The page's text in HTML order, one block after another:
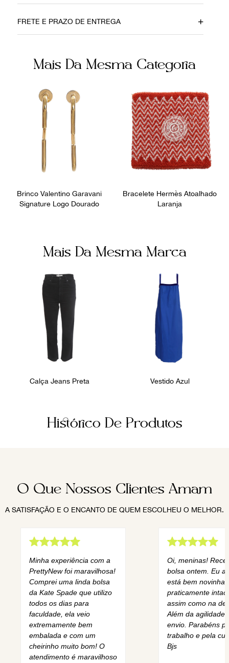
Metal Chumbo
Lagosta FPNYAMC
Ocasião
Dia a Dia
FRETE E PRAZO DE ENTREGA
Mais Da Mesma Categoria
Brinco Valentino Garavani
Signature Logo Dourado
Bracelete Hermès Atoalhado
Laranja
Mais Da Mesma Marca
Calça Jeans Preta Vestido Azul
Histórico De Produtos
O Que Nossos Clientes Amam
A SATISFAÇÃO E O ENCANTO DE QUEM ESCOLHEU O MELHOR.
Minha experiência com a
PrettyNew foi maravilhosa!
Comprei uma linda bolsa
da Kate Spade que utilizo
todos os dias para
faculdade, ela veio
extremamente bem
embalada e com um
cheirinho muito bom! O
atendimento é maravilhoso
Oi, meninas!
bolsa ontem. Eu
está bem novinha,
praticamente
assim como na
Além da agilidade
envio. Parabéns
trabalho e pela
Bjs